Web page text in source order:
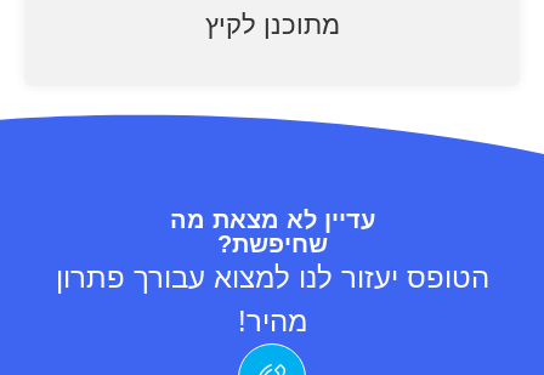
מתוכנן לקיץ
עדיין לא מצאת מה
שחיפשת?
הטופס יעזור לנו למצוא עבורך פתרון
מהיר!